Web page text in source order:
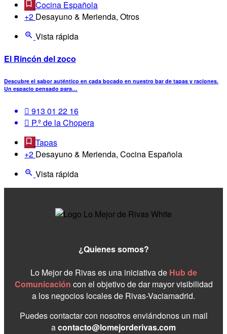
Cocina Española
+2 Desayuno & Merienda, Otros
Vista rápida
El Rincón del zoco
Descubre el sabor auténtico en cada bocado en nuestro bar de tapas y raciones.
Un espacio pensado para…
913 01 22 16
P.º de la Chopera
Tapas
+2 Desayuno & Merienda, Cocina Española
Vista rápida
¿Quienes somos?
Lo Mejor de Rivas es una iniciativa de Hub de
Comunicación con el objetivo de dar mayor visibilidad
a los negocios locales de Rivas-Vaciamadrid.
Puedes contactar con nosotros enviándonos un mail
acontacto@lomejorderivas.com